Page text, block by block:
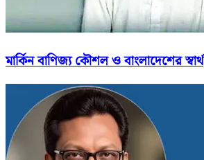
মার্কিন বাণিজ্য কৌশল ও বাংলাদেশের স্বার্থ